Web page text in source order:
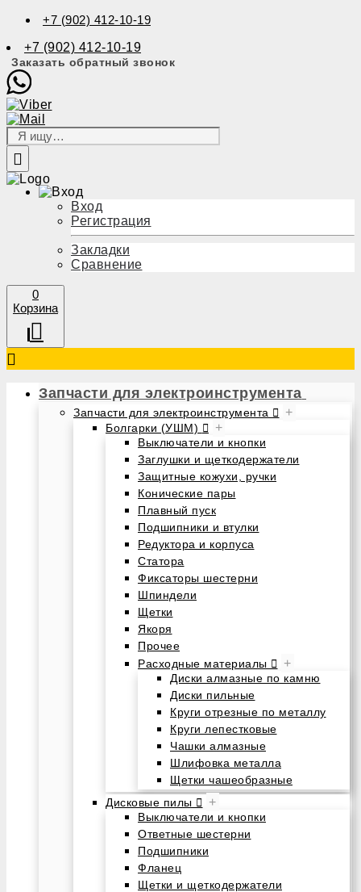
+7 (902) 412-10-19
+7 (902) 412-10-19
Заказать обратный звонок
Вход
Регистрация
Закладки
Сравнение
0
Корзина
Запчасти для электроинструмента
Запчасти для электроинструмента +
Болгарки (УШМ) +
Выключатели и кнопки
Заглушки и щеткодержатели
Защитные кожухи, ручки
Конические пары
Плавный пуск
Подшипники и втулки
Редуктора и корпуса
Статора
Фиксаторы шестерни
Шпиндели
Щетки
Якоря
Прочее
Расходные материалы
+
Диски алмазные по камню
Диски пильные
Круги отрезные по металлу
Круги лепестковые
Чашки алмазные
Шлифовка металла
Щетки чашеобразные
Дисковые пилы
+
Выключатели и кнопки
Ответные шестерни
Подшипники
Фланец
Щетки и щеткодержатели